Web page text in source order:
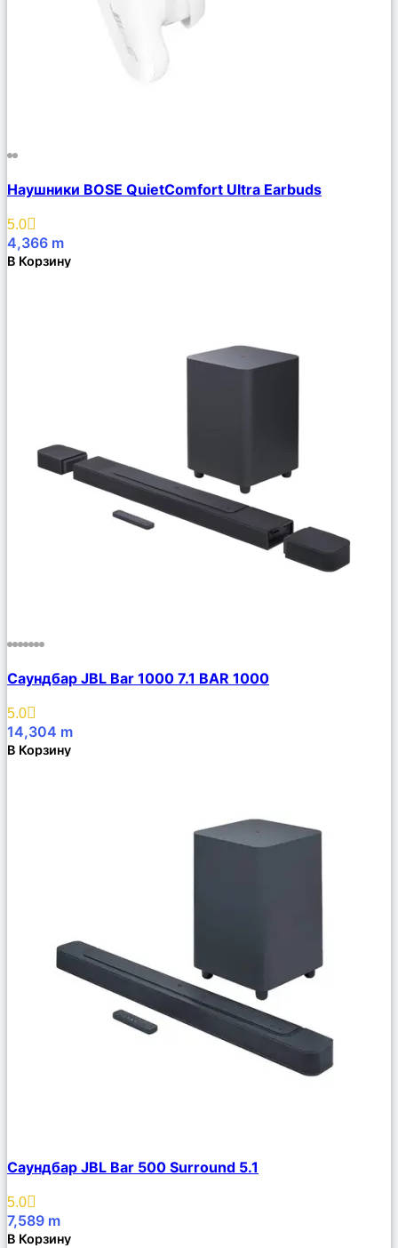
Описание
Избранное
Наушники BOSE QuietComfort Ultra Earbuds
5.0
4,366 m
В Корзину
Описание
Избранное
Саундбар JBL Bar 1000 7.1 BAR 1000
5.0
14,304 m
В Корзину
Описание
Избранное
Саундбар JBL Bar 500 Surround 5.1
5.0
7,589 m
В Корзину